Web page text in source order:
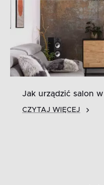
Jak urządzić salon
CZYTAJ WIĘCEJ